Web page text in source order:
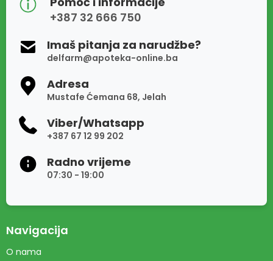
+387 32 666 750
Imaš pitanja za narudžbe?
delfarm@apoteka-online.ba
Adresa
Mustafe Ćemana 68, Jelah
Viber/Whatsapp
+387 67 12 99 202
Radno vrijeme
07:30 - 19:00
Navigacija
O nama